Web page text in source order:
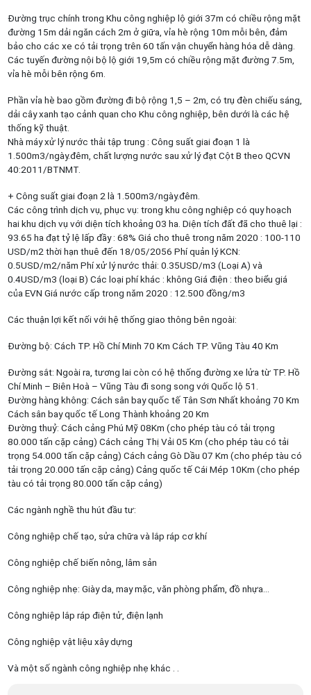
Đường trục chính trong Khu công nghiệp lộ giới 37m có chiều rộng mặt
đường 15m dải ngăn cách 2m ở giữa, vỉa hè rộng 10m mỗi bên, đảm
bảo cho các xe có tải trọng trên 60 tấn vận chuyển hàng hóa dễ dàng.
Các tuyến đường nội bộ lộ giới 19,5m có chiều rộng mặt đường 7.5m,
vỉa hè mỗi bên rộng 6m.
Phần vỉa hè bao gồm đường đi bộ rộng 1,5 – 2m, có trụ đèn chiếu sáng,
dải cây xanh tạo cảnh quan cho Khu công nghiệp, bên dưới là các hệ
thống kỹ thuật.
Nhà máy xử lý nước thải tập trung : Công suất giai đoạn 1 là
1.500m3/ngày.đêm, chất lượng nước sau xử lý đạt Cột B theo QCVN
40:2011/BTNMT.
+ Công suất giai đoạn 2 là 1.500m3/ngày.đêm.
Các công trình dịch vụ, phục vụ: trong khu công nghiệp có quy hoạch
hai khu dịch vụ với diện tích khoảng 03 ha. Diện tích đất đã cho thuê lại :
93.65 ha đạt tỷ lệ lấp đầy : 68% Giá cho thuê trong năm 2020 : 100-110
USD/m2 thời hạn thuê đến 18/05/2056 Phí quản lý KCN:
0.5USD/m2/năm Phí xử lý nước thải: 0.35USD/m3 (Loại A) và
0.4USD/m3 (loại B) Các loại phí khác : không Giá điện : theo biểu giá
của EVN Giá nước cấp trong năm 2020 : 12.500 đồng/m3
Các thuận lợi kết nối với hệ thống giao thông bên ngoài:
Đường bộ: Cách TP. Hồ Chí Minh 70 Km Cách TP. Vũng Tàu 40 Km
Đường sắt: Ngoài ra, tương lai còn có hệ thống đường xe lửa từ TP. Hồ
Chí Minh – Biên Hoà – Vũng Tàu đi song song với Quốc lộ 51.
Đường hàng không: Cách sân bay quốc tế Tân Sơn Nhất khoảng 70 Km
Cách sân bay quốc tế Long Thành khoảng 20 Km
Đường thuỷ: Cách cảng Phú Mỹ 08Km (cho phép tàu có tải trọng
80.000 tấn cặp cảng) Cách cảng Thị Vải 05 Km (cho phép tàu có tải
trọng 54.000 tấn cặp cảng) Cách cảng Gò Dầu 07 Km (cho phép tàu có
tải trọng 20.000 tấn cặp cảng) Cảng quốc tế Cái Mép 10Km (cho phép
tàu có tải trọng 80.000 tấn cặp cảng)
Các ngành nghề thu hút đầu tư:
Công nghiệp chế tạo, sửa chữa và lắp ráp cơ khí
Công nghiệp chế biến nông, lâm sản
Công nghiệp nhẹ: Giày da, may mặc, văn phòng phẩm, đồ nhựa…
Công nghiệp lắp ráp điện tử, điện lạnh
Công nghiệp vật liệu xây dựng
Và một số ngành công nghiệp nhẹ khác . .